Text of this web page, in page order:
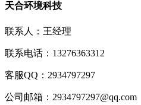
天合环境科技
联系人：王经理
联系电话：13276363312
客服QQ：2934797297
公司邮箱：2934797297@qq.com